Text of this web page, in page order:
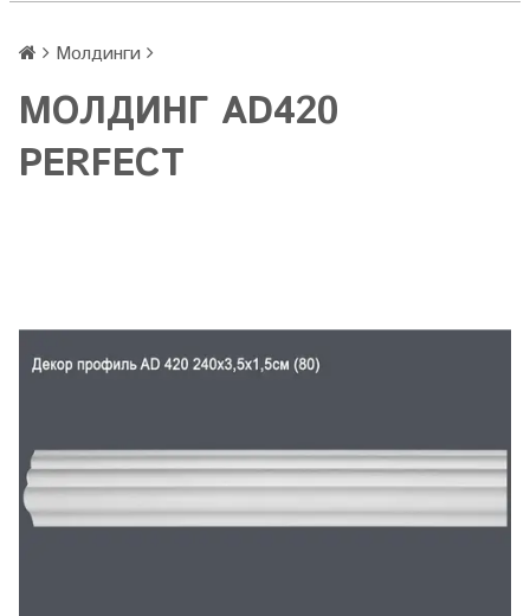
Молдинги
МОЛДИНГ AD420
PERFECT